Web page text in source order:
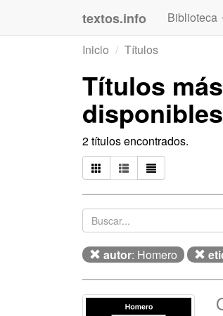
textos.info Biblioteca
Inicio
Títulos
Títulos
disponibles
2 títulos encontrados.
autor: Homero